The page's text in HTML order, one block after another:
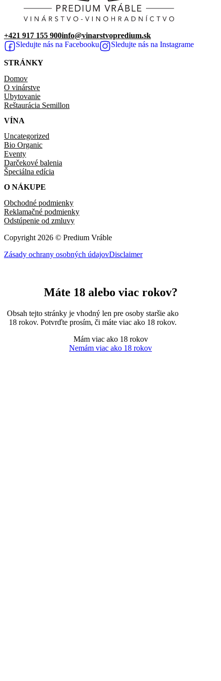
STRÁNKY
Domov
O vinárstve
Ubytovanie
Reštaurácia Semillon
VÍNA
Uncategorized
Bio Organic
Eventy
Darčekové balenia
Špeciálna edícia
O NÁKUPE
Obchodné podmienky
Reklamačné podmienky
Odstúpenie od zmluvy
+421 917 155 900info@vinarstvopredium.sk
Sledujte nás na Facebooku
Sledujte nás na Instagrame
Copyright 2026 © Predium Vráble
Zásady ochrany osobných údajovDisclaimer
Máte 18 alebo viac rokov?
Obsah tejto stránky je vhodný len pre osoby staršie ako
18 rokov. Potvrďte prosím, či máte viac ako 18 rokov.
Mám viac ako 18 rokov
Nemám viac ako 18 rokov